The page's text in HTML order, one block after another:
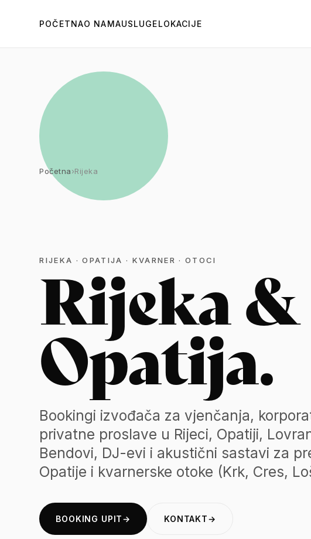
POČETNAO NAMAUSLUGELOKACIJE
Početna›Rijeka
RIJEKA · OPATIJA · KVARNER · OTOCI
Rijeka &
Opatija.
Bookingi izvođača za vjenčanja,
privatne proslave u Rijeci, Opatiji,
Bendovi, DJ-evi i akustični sastavi za
Opatije i kvarnerske otoke (Krk, Cres,
BOOKING UPIT→ KONTAKT→